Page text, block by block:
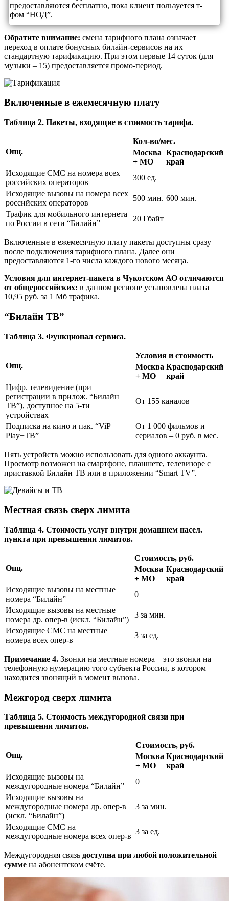
предоставляются бесплатно, пока клиент пользуется т-
фом “НОД”.
Обратите внимание: смена тарифного плана означает
переход в оплате бонусных билайн-сервисов на их
стандартную тарификацию. При этом первые 14 суток (для
музыки – 15) предоставляется промо-период.
Включенные в ежемесячную плату
Таблица 2. Пакеты, входящие в стоимость тарифа.
Опц.
Кол-во/мес.
Москва
+ МО
Краснодарский
край
Исходящие СМС на номера всех
российских операторов
300 ед.
Исходящие вызовы на номера всех
российских операторов
500 мин. 600 мин.
Трафик для мобильного интернета
по России в сети “Билайн”
20 Гбайт
Включенные в ежемесячную плату пакеты доступны сразу
после подключения тарифного плана. Далее они
предоставляются 1-го числа каждого нового месяца.
Условия для интернет-пакета в Чукотском АО отличаются
от общероссийских: в данном регионе установлена плата
10,95 руб. за 1 Мб трафика.
“Билайн ТВ”
Таблица 3. Функционал сервиса.
Опц.
Условия и стоимость
Москва
+ МО
Краснодарский
край
Цифр. телевидение (при
регистрации в прилож. “Билайн
ТВ”), доступное на 5-ти
устройствах
От 155 каналов
Подписка на кино и пак. “ViP
Play+ТВ”
От 1 000 фильмов и
сериалов – 0 руб. в мес.
Пять устройств можно использовать для одного аккаунта.
Просмотр возможен на смартфоне, планшете, телевизоре с
приставкой Билайн ТВ или в приложении “Smart TV”.
Местная связь сверх лимита
Таблица 4. Стоимость услуг внутри домашнем насел.
пункта при превышении лимитов.
Опц.
Стоимость, руб.
Москва
+ МО
Краснодарский
край
Исходящие вызовы на местные
номера “Билайн”
0
Исходящие вызовы на местные
номера др. опер-в (искл. “Билайн”)
3 за мин.
Исходящие СМС на местные
номера всех опер-в
3 за ед.
Примечание 4. Звонки на местные номера – это звонки на
телефонную нумерацию того субъекта России, в котором
находится звонящий в момент вызова.
Межгород сверх лимита
Таблица 5. Стоимость междугородной связи при
превышении лимитов.
Опц.
Стоимость, руб.
Москва
+ МО
Краснодарский
край
Исходящие вызовы на
междугородные номера “Билайн”
0
Исходящие вызовы на
междугородные номера др. опер-в
(искл. “Билайн”)
3 за мин.
Исходящие СМС на
междугородные номера всех опер-в
3 за ед.
Междугородняя связь доступна при любой положительной
сумме на абонентском счёте.